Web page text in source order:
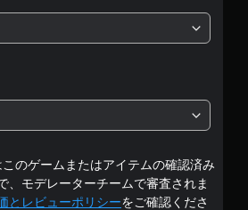
価
は
段
階
中
のゲームまたはアイテムの確認済み
、モデレーターチームで審査されま
とレビューポリシーをご確認くださ